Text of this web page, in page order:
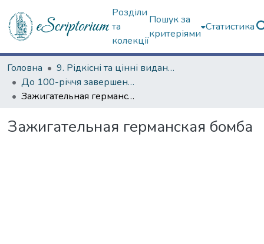
Розділи
та
колекції
Пошук за
критеріями
Статистика
Головна
9. Рідкісні та цінні видання
До 100-річчя завершення Першої світової війни
Зажигательная германская бомба
Зажигательная германская бомба